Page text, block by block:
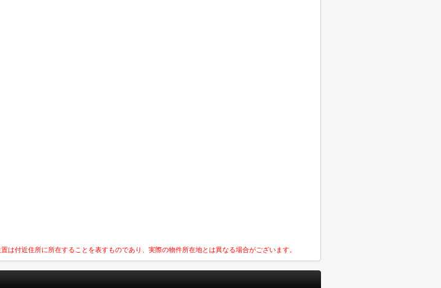
は付近住所に所在することを表すものであり、実際の物件所在地とは異なる場合がございます。